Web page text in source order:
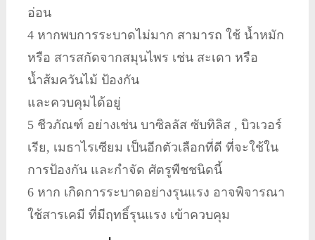
อ่อน
4 หากพบการระบาดไม่มาก สามารถ ใช้ น้ำหมัก
หรือ สารสกัดจากสมุนไพร เช่น สะเดา หรือ
น้ำส้มควันไม้ ป้องกัน
และควบคุมได้อยู่
5 ชีวภัณฑ์ อย่างเช่น บาซิลลัส ซับทิลิส , บิวเวอร์
เรีย, เมธาไรเซียม เป็นอีกตัวเลือกที่ดี ที่จะใช้ใน
การป้องกัน และกำจัด ศัตรูพืชชนิดนี้
6 หาก เกิดการระบาดอย่างรุนแรง อาจพิจารณา
ใช้สารเคมี ที่มีฤทธิ์รุนแรง เข้าควบคุม